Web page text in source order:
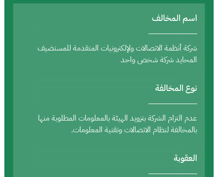
اسم المخالف
شركة أنظمة الاتصالات ولإلكترونيات المتقدمة للمستضيف
المحايد شركة شخص واحد
نوع المخالفة
عدم التزام الشركة بتزويد الهيئة بالمعلومات المطلوبة منها
بالمخالفة لنظام الاتصالات وتقنية المعلومات.
العقوبة